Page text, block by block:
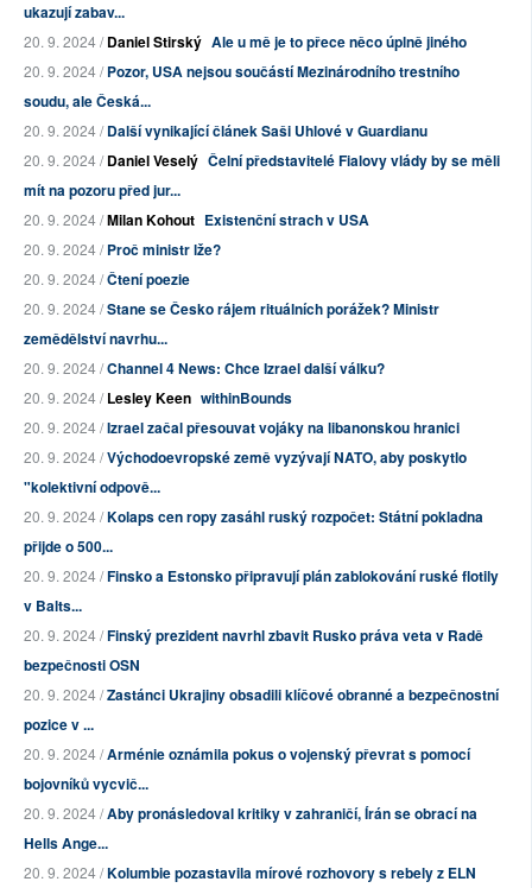
ukazují zabav...
20. 9. 2024 /Daniel Stirský Ale u mě je to přece něco úplně jiného
20. 9. 2024 /Pozor, USA nejsou součástí Mezinárodního trestního
soudu, ale Česká...
20. 9. 2024 /Další vynikající článek Saši Uhlové v Guardianu
20. 9. 2024 /Daniel Veselý Čelní představitelé Fialovy vlády by se měli
mít na pozoru před jur...
20. 9. 2024 /Milan Kohout Existenční strach v USA
20. 9. 2024 /Proč ministr lže?
20. 9. 2024 /Čtení poezie
20. 9. 2024 /Stane se Česko rájem rituálních porážek? Ministr
zemědělství navrhu...
20. 9. 2024 /Channel 4 News: Chce Izrael další válku?
20. 9. 2024 /Lesley Keen withinBounds
20. 9. 2024 /Izrael začal přesouvat vojáky na libanonskou hranici
20. 9. 2024 /Východoevropské země vyzývají NATO, aby poskytlo
"kolektivní odpově...
20. 9. 2024 /Kolaps cen ropy zasáhl ruský rozpočet: Státní pokladna
přijde o 500...
20. 9. 2024 /Finsko a Estonsko připravují plán zablokování ruské flotily
v Balts...
20. 9. 2024 /Finský prezident navrhl zbavit Rusko práva veta v Radě
bezpečnosti OSN
20. 9. 2024 /Zastánci Ukrajiny obsadili klíčové obranné a bezpečnostní
pozice v ...
20. 9. 2024 /Arménie oznámila pokus o vojenský převrat s pomocí
bojovníků vycvič...
20. 9. 2024 /Aby pronásledoval kritiky v zahraničí, Írán se obrací na
Hells Ange...
20. 9. 2024 /Kolumbie pozastavila mírové rozhovory s rebely z ELN